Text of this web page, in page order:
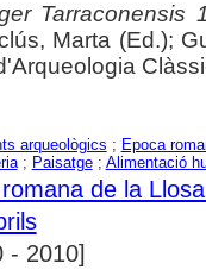
Tarraconensis
Marta (Ed.);
arqueològics ; Epoca
; Paisatge; Alimentació
romana de la
- 2010]